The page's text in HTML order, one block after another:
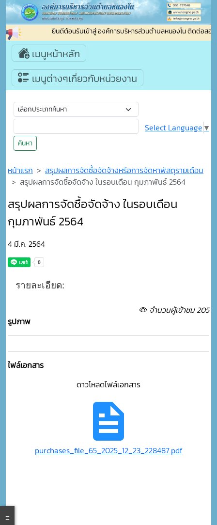
ยินดีต้อนรับเข้าสู่ องค์การบริหารส่วนตำบลหนองโน ติดต่อสอบ
เมนูหน้าหลัก
เมนูต่างๆเกี่ยวกับหน่วยงาน
ค้นหา
Select Language ▼
หน้าแรก
สรุปผลการจัดซื้อจัดจ้างหรือการจัดหาพัสดุรายเดือน
สรุปผลการจัดซื้อจัดจ้าง ในรอบเดือน กุมภาพันธ์ 2564
สรุปผลการจัดซื้อจัดจ้าง ในรอบเดือน
กุมภาพันธ์ 2564
4 มี.ค. 2564
รายละเอียด:
จำนวนผู้เข้าชม 205
รูปภาพ
ไฟล์เอกสาร
ดาวโหลดไฟล์เอกสาร
purchases_file_65_2025_12_23_228487.pdf